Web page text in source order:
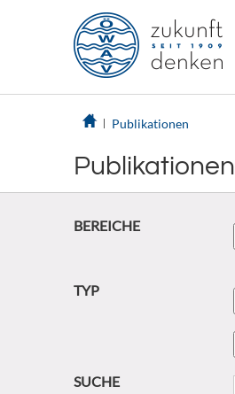
Publikationen
Publikationen
BEREICHE
TYP
SUCHE